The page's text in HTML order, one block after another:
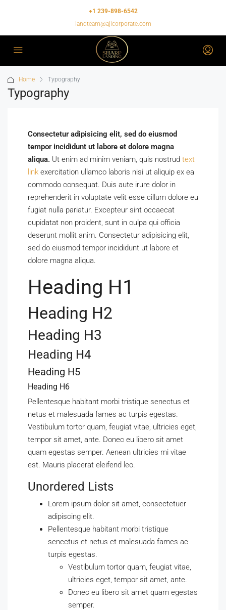
+1 239-898-6542
landteam@ajicorporate.com
Home Typography
Typography
Consectetur adipisicing elit, sed do eiusmod
tempor incididunt ut labore et dolore magna
aliqua. Ut enim ad minim veniam, quis nostrud text
link exercitation ullamco laboris nisi ut aliquip ex ea
commodo consequat. Duis aute irure dolor in
reprehenderit in voluptate velit esse cillum dolore eu
fugiat nulla pariatur. Excepteur sint occaecat
cupidatat non proident, sunt in culpa qui officia
deserunt mollit anim. Consectetur adipisicing elit,
sed do eiusmod tempor incididunt ut labore et
dolore magna aliqua.
Heading H1
Heading H2
Heading H3
Heading H4
Heading H5
Heading H6
Pellentesque habitant morbi tristique senectus et
netus et malesuada fames ac turpis egestas.
Vestibulum tortor quam, feugiat vitae, ultricies eget,
tempor sit amet, ante. Donec eu libero sit amet
quam egestas semper. Aenean ultricies mi vitae
est. Mauris placerat eleifend leo.
Unordered Lists
Lorem ipsum dolor sit amet, consectetuer
adipiscing elit.
Pellentesque habitant morbi tristique
senectus et netus et malesuada fames ac
turpis egestas.
Vestibulum tortor quam, feugiat vitae,
ultricies eget, tempor sit amet, ante.
Donec eu libero sit amet quam egestas
semper.